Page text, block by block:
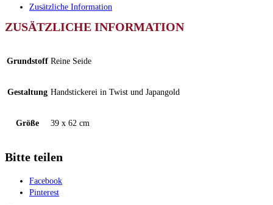
Zusätzliche Information
ZUSÄTZLICHE INFORMATION
Grundstoff Reine Seide
Gestaltung Handstickerei in Twist und Japangold
Größe 39 x 62 cm
Bitte teilen
Facebook
Pinterest